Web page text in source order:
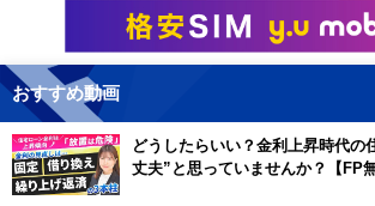
おすすめ動画
どうしたらいい？金利上昇時代の
丈夫”と思っていませんか？【FP